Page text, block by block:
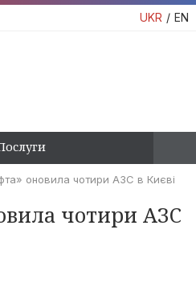
UKR EN
оновила чотири АЗС в Києві
чотири АЗС